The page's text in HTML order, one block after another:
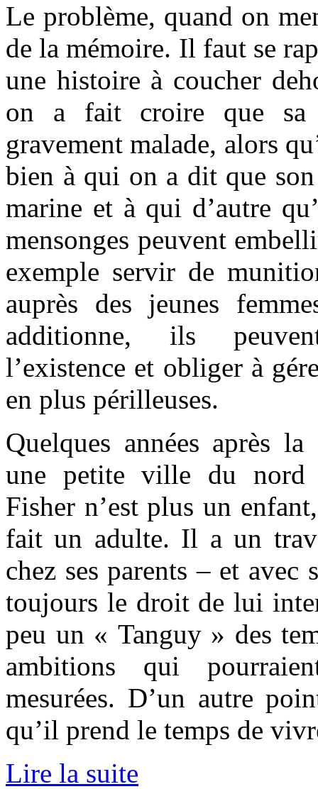
Le problème, quand on
de la mémoire. Il faut se
une histoire à coucher
on a fait croire que sa
gravement malade, alors
bien à qui on a dit que
marine et à qui d’autre
mensonges peuvent
exemple servir de
auprès des jeunes
additionne, ils
l’existence et obliger à
en plus périlleuses.
Quelques années après
une petite ville du nord
Fisher n’est plus un
fait un adulte. Il a un
chez ses parents – et
toujours le droit de lui
peu un « Tanguy » des
ambitions qui
mesurées. D’un autre
qu’il prend le temps de
Lire la suite